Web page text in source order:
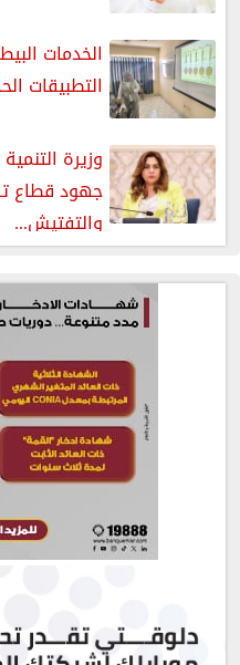
الخدمات
التطبيقات
وزيرة
جهود قطاع
والتفتيش...